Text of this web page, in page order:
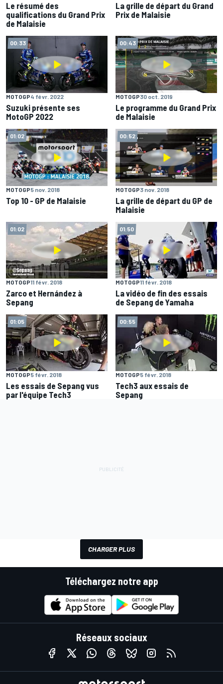
Le résumé des
qualifications du Grand Prix
de Malaisie
La grille de départ du Grand
Prix de Malaisie
00:33
MOTOGP4 févr. 2022
Suzuki présente ses
MotoGP 2022
00:43
MOTOGP30 oct. 2019
Le programme du Grand Prix
de Malaisie
01:02
MOTOGP5 nov. 2018
Top 10 - GP de Malaisie
00:52
MOTOGP3 nov. 2018
La grille de départ du GP de
Malaisie
01:02
MOTOGP11 févr. 2018
Zarco et Hernández à
Sepang
01:50
MOTOGP11 févr. 2018
La vidéo de fin des essais
de Sepang de Yamaha
01:05
MOTOGP5 févr. 2018
Les essais de Sepang vus
par l'équipe Tech3
00:55
MOTOGP5 févr. 2018
Tech3 aux essais de
Sepang
CHARGER PLUS
Téléchargez notre app
Réseaux sociaux